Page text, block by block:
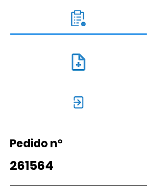
Pedido nº
261564